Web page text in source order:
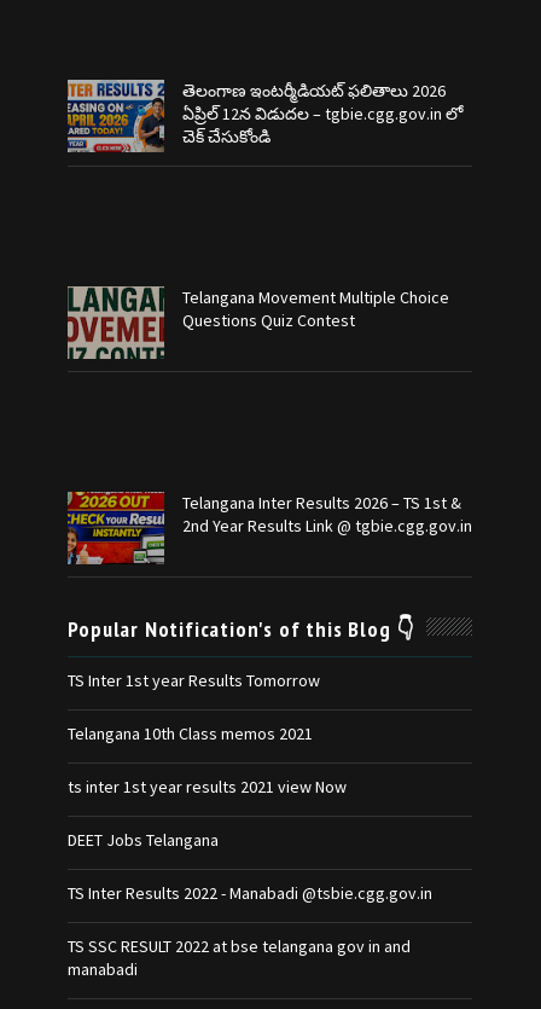
తెలంగాణ ఇంటర్మీడియట్ ఫలితాలు 2026
ఏప్రిల్ 12న విడుదల – tgbie.cgg.gov.in లో
చెక్ చేసుకోండి
Telangana Movement Multiple Choice
Questions Quiz Contest
Telangana Inter Results 2026 – TS 1st &
2nd Year Results Link @ tgbie.cgg.gov.in
Popular Notification's of this Blog 👇
TS Inter 1st year Results Tomorrow
Telangana 10th Class memos 2021
ts inter 1st year results 2021 view Now
DEET Jobs Telangana
TS Inter Results 2022 - Manabadi @tsbie.cgg.gov.in
TS SSC RESULT 2022 at bse telangana gov in and
manabadi